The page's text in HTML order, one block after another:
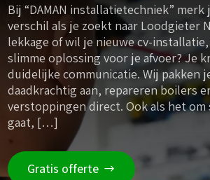
Bij “DAMAN installatietechniek”
verschil als je zoekt naar Loodgieter
lekkage of wil je nieuwe cv-
slimme oplossing voor je afvoer? Je
duidelijke communicatie. Wij pakken
daadkrachtig aan, repareren boilers
verstoppingen direct. Ook als het om
gaat, […]
Gratis offerte